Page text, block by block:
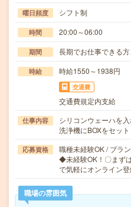
曜日頻度 シフト制
時間 20:00～06:00
期間 長期でお仕事できる方
時給 時給1550～1938円
交通費
交通費規定内支給
仕事内容
シリコンウェーハを
洗浄機にBOXをセッ
応募資格
職種未経験OK / ブラ
◆未経験OK！〇まず
で気軽にオンライン
職場の雰囲気